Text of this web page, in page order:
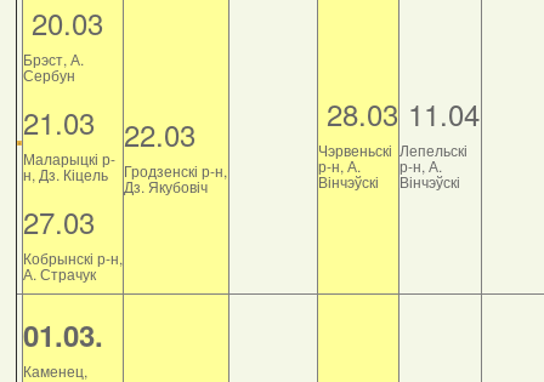
20.03
Брэст, А.
Сербун
21.03
Маларыцкі р-
н, Дз. Кіцель
27.03
Кобрынскі р-н,
А. Страчук
22.03
Гродзенскі р-н,
Дз. Якубовіч
28.03
Чэрвеньскі
р-н, А.
Вінчэўскі
11.04
Лепельскі
р-н, А.
Вінчэўскі
01.03.
Каменец,